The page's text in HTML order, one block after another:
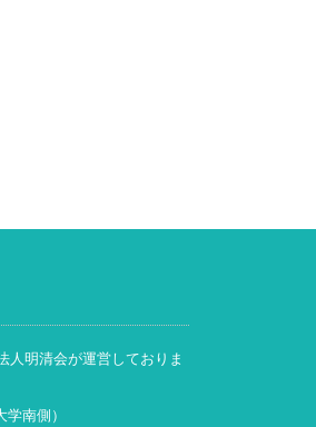
人明清会が運営しておりま
南側）